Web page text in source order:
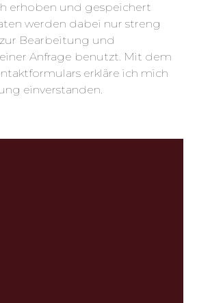
erhoben und gespeichert
werden dabei nur streng
Bearbeitung und
Anfrage benutzt. Mit dem
erkläre ich mich
einverstanden.